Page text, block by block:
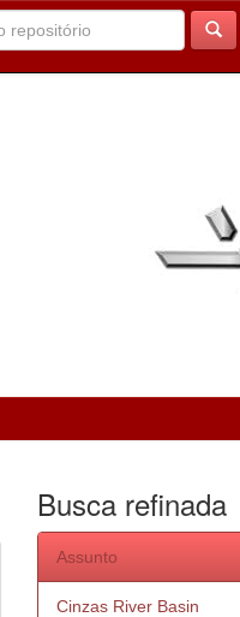
Busca refinada
Assunto
Cinzas River Basin